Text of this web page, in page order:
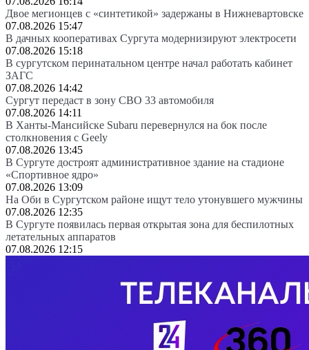
Двое мегионцев с «синтетикой» задержаны в Нижневартовске
07.08.2026 15:47
В дачных кооперативах Сургута модернизируют электросети
07.08.2026 15:18
В сургутском перинатальном центре начал работать кабинет
ЗАГС
07.08.2026 14:42
Сургут передаст в зону СВО 33 автомобиля
07.08.2026 14:11
В Ханты-Мансийске Subaru перевернулся на бок после
столкновения с Geely
07.08.2026 13:45
В Сургуте достроят административное здание на стадионе
«Спортивное ядро»
07.08.2026 13:09
На Оби в Сургутском районе ищут тело утонувшего мужчины
07.08.2026 12:35
В Сургуте появилась первая открытая зона для беспилотных
летательных аппаратов
07.08.2026 12:15